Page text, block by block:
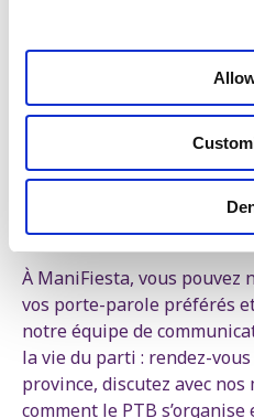
président du Parti
Ghodsee (autrice
(secrétaire-général de la
Ann Vermogen (CSC),
questions à notre
notre secrétaire général
4. Découvrez la
À ManiFiesta, vous
vos porte-parole préférés
notre équipe de
la vie du parti : rendez-
province, discutez avec
comment le PTB